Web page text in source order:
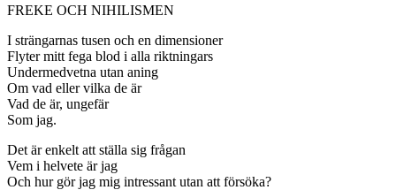
FREKE OCH NIHILISMEN
I strängarnas tusen och en dimensioner
Flyter mitt fega blod i alla riktningars
Undermedvetna utan aning
Om vad eller vilka de är
Vad de är, ungefär
Som jag.
Det är enkelt att ställa sig frågan
Vem i helvete är jag
Och hur gör jag mig intressant utan att försöka?